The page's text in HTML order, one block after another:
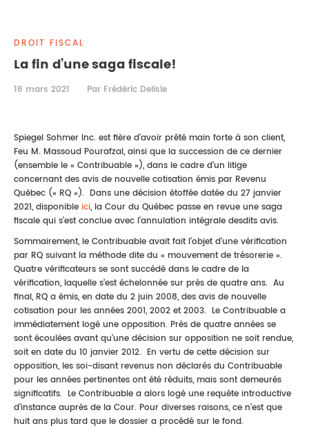
PROPRIÉTÉ INTELLECTUELLE
DROIT DE LA FAMILLE
DROIT FISCAL
La fin d’une saga fiscale!
16 mars 2021 Par Frédéric Delisle
Spiegel Sohmer Inc. est fière d’avoir prêté main forte à son client,
Feu M. Massoud Pourafzal, ainsi que la succession de ce dernier
(ensemble le « Contribuable »), dans le cadre d’un litige
concernant des avis de nouvelle cotisation émis par Revenu
Québec (« RQ »). Dans une décision étoffée datée du 27 janvier
2021, disponible ici, la Cour du Québec passe en revue une saga
fiscale qui s’est conclue avec l’annulation intégrale desdits avis.
Sommairement, le Contribuable avait fait l’objet d’une vérification
par RQ suivant la méthode dite du « mouvement de trésorerie ».
Quatre vérificateurs se sont succédé dans le cadre de la
vérification, laquelle s’est échelonnée sur près de quatre ans. Au
final, RQ a émis, en date du 2 juin 2008, des avis de nouvelle
cotisation pour les années 2001, 2002 et 2003. Le Contribuable a
immédiatement logé une opposition. Près de quatre années se
sont écoulées avant qu’une décision sur opposition ne soit rendue,
soit en date du 10 janvier 2012. En vertu de cette décision sur
opposition, les soi-disant revenus non déclarés du Contribuable
pour les années pertinentes ont été réduits, mais sont demeurés
significatifs. Le Contribuable a alors logé une requête introductive
d’instance auprès de la Cour. Pour diverses raisons, ce n’est que
huit ans plus tard que le dossier a procédé sur le fond.